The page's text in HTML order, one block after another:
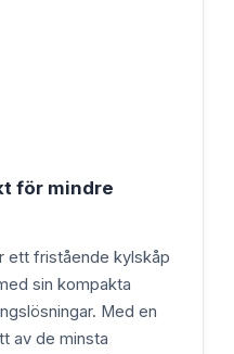
för mindre
ett fristående kylskåp
sin kompakta
Med en
av de minsta